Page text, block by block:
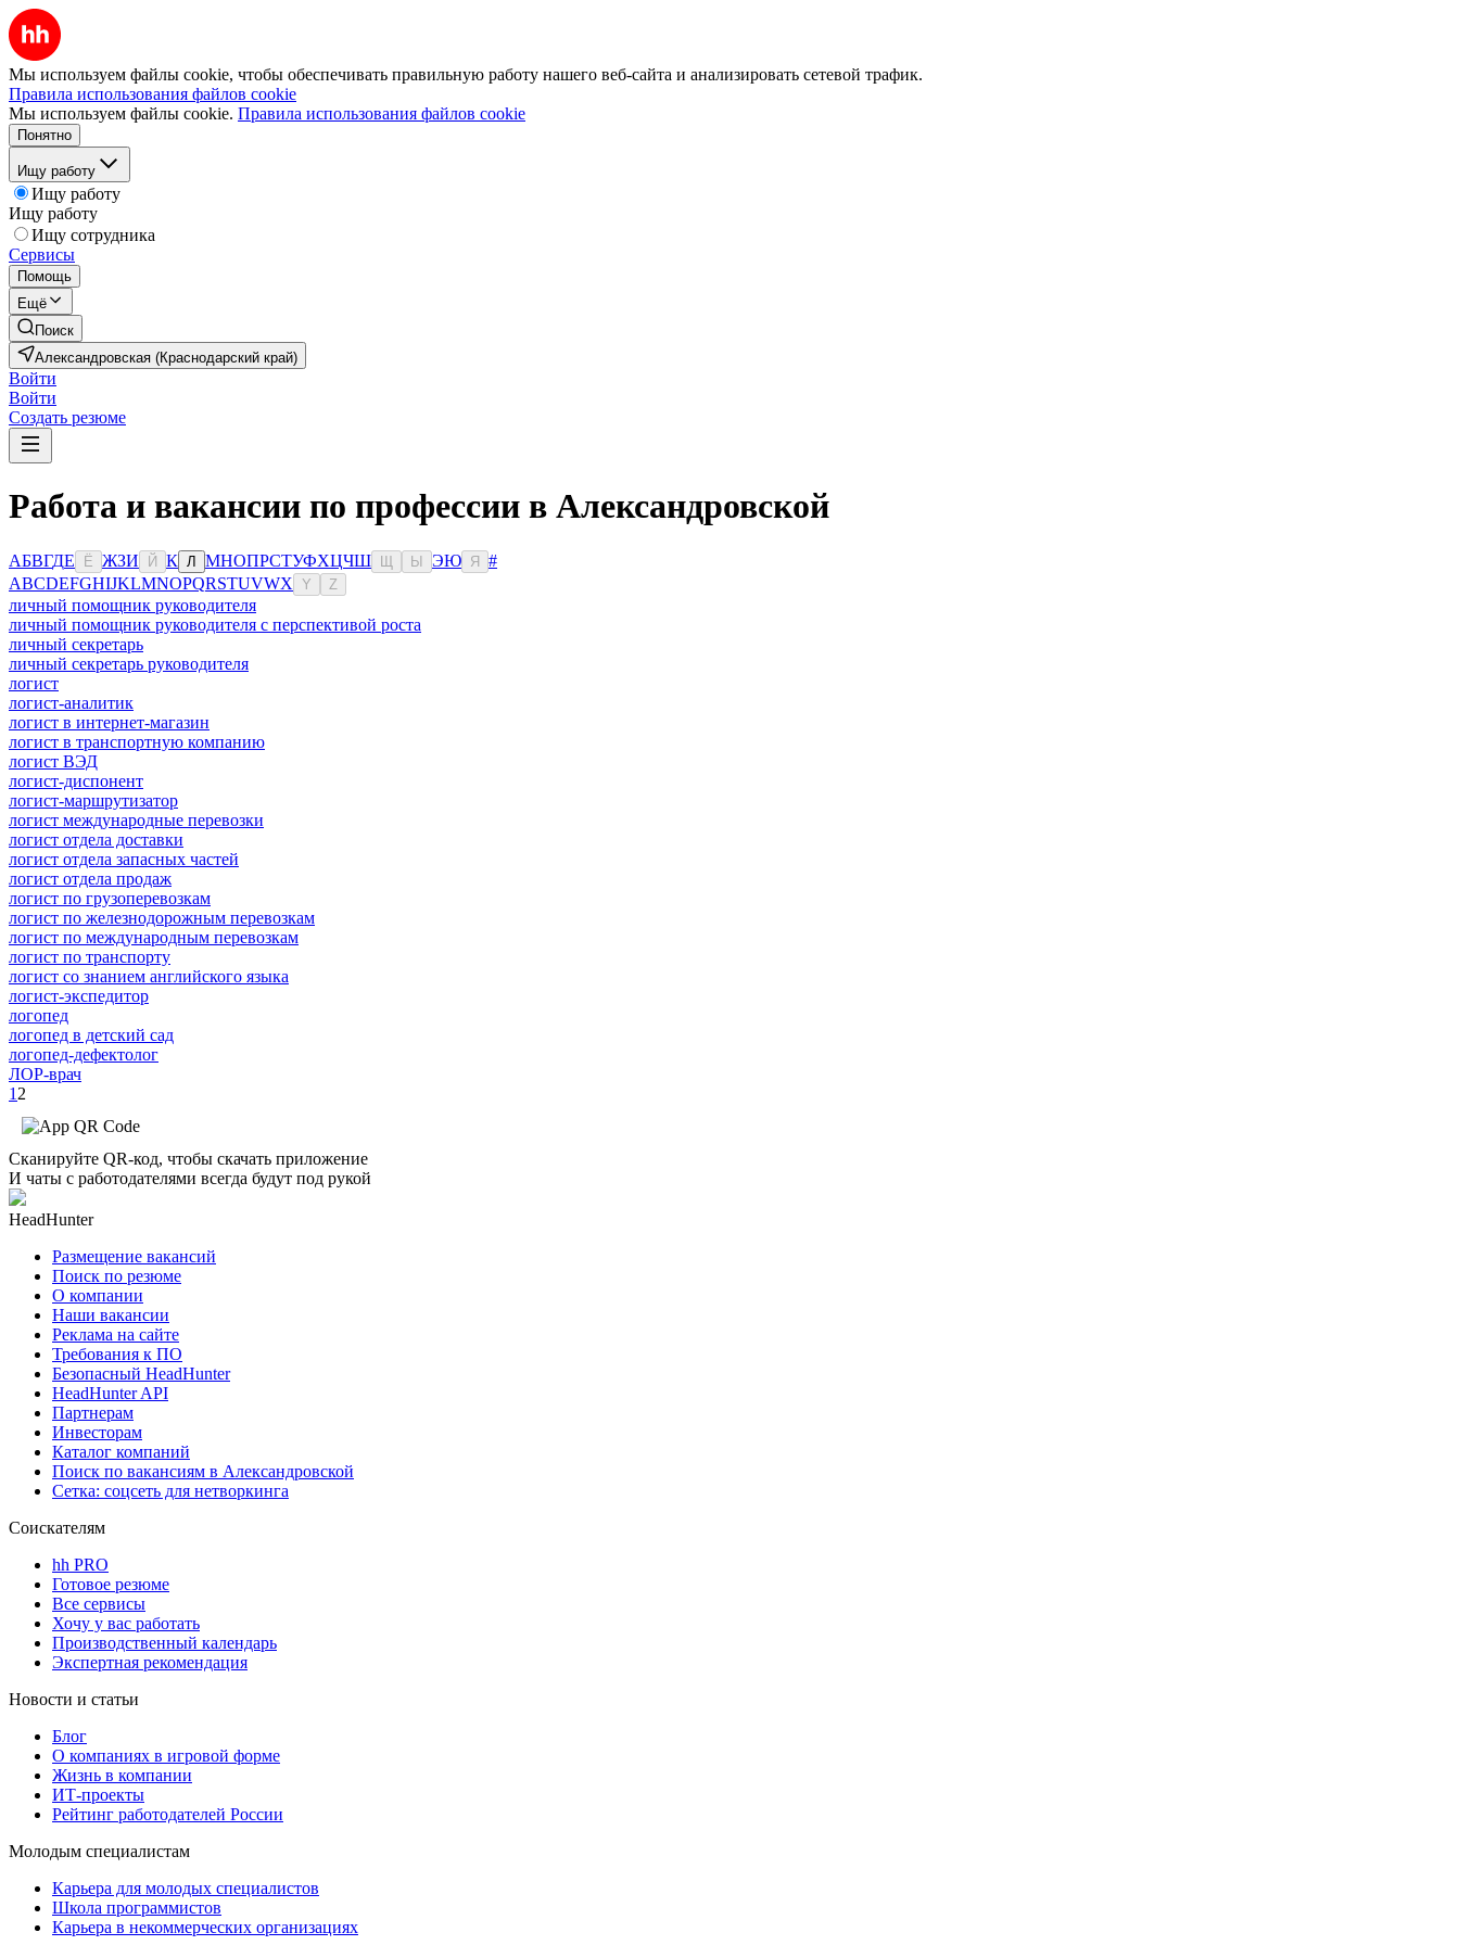
Мы используем файлы cookie, чтобы обеспечивать правильную работу нашего веб-сайта и анализировать сетевой трафик.
Правила использования файлов cookie
Мы используем файлы cookie. Правила использования файлов cookie
Понятно
Ищу работу
Ищу работу
Ищу работу
Ищу сотрудника
Сервисы
Помощь
Ещё
Поиск
Александровская (Краснодарский край)
Войти
Войти
Создать резюме
Работа и вакансии по профессии в Александровской
АБВГДЕ Ё ЖЗИ Й К Л МНОПРСТУФХЦЧШ Ы ЭЮ Я
#
ABCDEFGHIJKLMNOPQRSTUVWX Y Z
личный помощник руководителя
личный помощник руководителя с перспективой роста
личный секретарь
личный секретарь руководителя
логист
логист-аналитик
логист в интернет-магазин
логист в транспортную компанию
логист ВЭД
логист-диспонент
логист-маршрутизатор
логист международные перевозки
логист отдела доставки
логист отдела запасных частей
логист отдела продаж
логист по грузоперевозкам
логист по железнодорожным перевозкам
логист по международным перевозкам
логист по транспорту
логист со знанием английского языка
логист-экспедитор
логопед
логопед в детский сад
логопед-дефектолог
ЛОР-врач
1 2
Сканируйте QR-код, чтобы скачать приложение
И чаты с работодателями всегда будут под рукой
HeadHunter
Размещение вакансий
Поиск по резюме
О компании
Наши вакансии
Реклама на сайте
Требования к ПО
Безопасный HeadHunter
HeadHunter API
Партнерам
Инвесторам
Каталог компаний
Поиск по вакансиям в Александровской
Сетка: соцсеть для нетворкинга
Соискателям
hh PRO
Готовое резюме
Все сервисы
Хочу у вас работать
Производственный календарь
Экспертная рекомендация
Новости и статьи
Блог
О компаниях в игровой форме
Жизнь в компании
ИТ-проекты
Рейтинг работодателей России
Молодым специалистам
Карьера для молодых специалистов
Школа программистов
Карьера в некоммерческих организациях